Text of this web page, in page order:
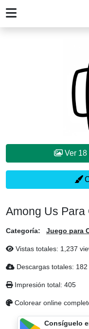
Among Us Para
Categoría: Juego para
Vistas totales: 1,237
Descargas totales: 182
Impresión total: 405
Colorear online
Consíguelo